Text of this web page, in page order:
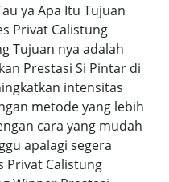
ya Apa Itu Tujuan
Privat Calistung
Tujuan nya adalah
Prestasi Si Pintar di
intensitas
metode yang lebih
cara yang mudah
apalagi segera
Privat Calistung